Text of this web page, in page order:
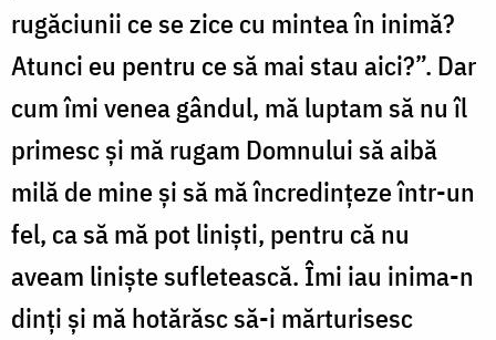
rugăciunii ce se zice cu mintea în inimă?
Atunci eu pentru ce să mai stau aici?”. Dar
cum îmi venea gândul, mă luptam să nu îl
primesc și mă rugam Domnului să aibă
milă de mine și să mă încredințeze într-un
fel, ca să mă pot liniști, pentru că nu
aveam liniște sufletească. Îmi iau inima-n
dinți și mă hotărăsc să-i mărturisesc